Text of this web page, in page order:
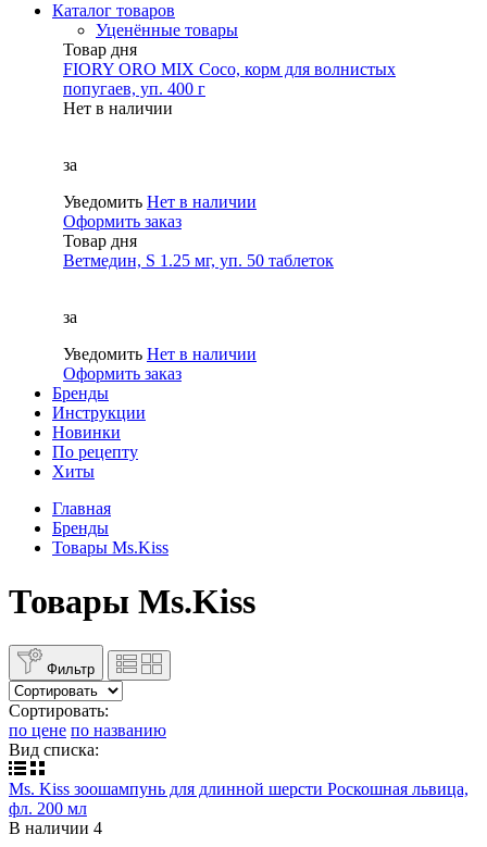
Каталог товаров
Уценённые товары
Товар дня
FIORY ORO MIX Coco, корм для волнистых
попугаев, уп. 400 г
Нет в наличии
за
Уведомить Нет в наличии
Оформить заказ
Товар дня
Ветмедин, S 1.25 мг, уп. 50 таблеток
за
Уведомить Нет в наличии
Оформить заказ
Бренды
Инструкции
Новинки
По рецепту
Хиты
Главная
Бренды
Товары Ms.Kiss
Товары Ms.Kiss
Фильтр
Сортировать:
по цене по названию
Вид списка:
Ms. Kiss зоошампунь для длинной шерсти Роскошная львица,
фл. 200 мл
В наличии 4